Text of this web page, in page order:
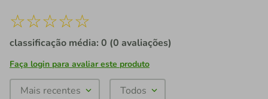
☆☆☆☆☆
classificação média: 0 (0 avaliações)
Faça login para avaliar este produto
Mais recentes Todos